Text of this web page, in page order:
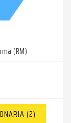
(RM)
(2)